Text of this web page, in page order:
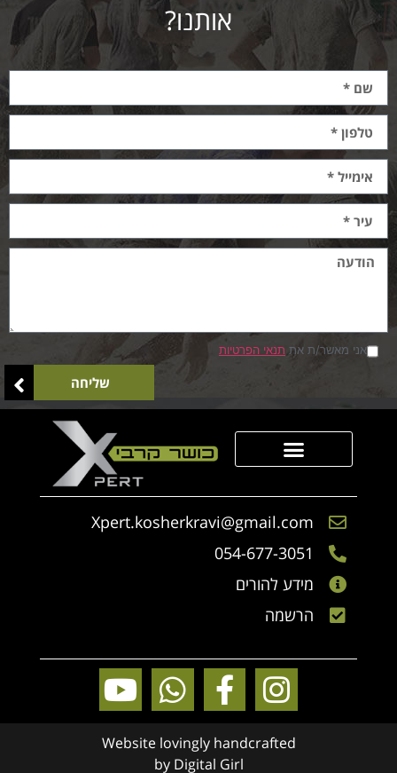
אותנו?
אני מאשר/ת את תנאי הפרטיות
שליחה
Xpert.kosherkravi@gmail.com
054-677-3051
מידע להורים
הרשמה
Website lovingly handcrafted
by Digital Girl